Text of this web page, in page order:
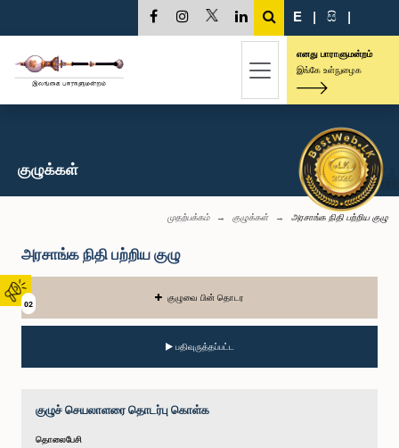
02
E | සි |
எனது பாராளுமன்றம்
இங்கே உள்நுழைக
குழுக்கள்
முதற்பக்கம் குழுக்கள் அரசாங்க நிதி பற்றிய குழு
அரசாங்க நிதி பற்றிய குழு
குழுவை பின் தொடர
பதிவுருத்தப்பட்ட
குழுச் செயலாளரை தொடர்பு கொள்க
தொலைபேசி